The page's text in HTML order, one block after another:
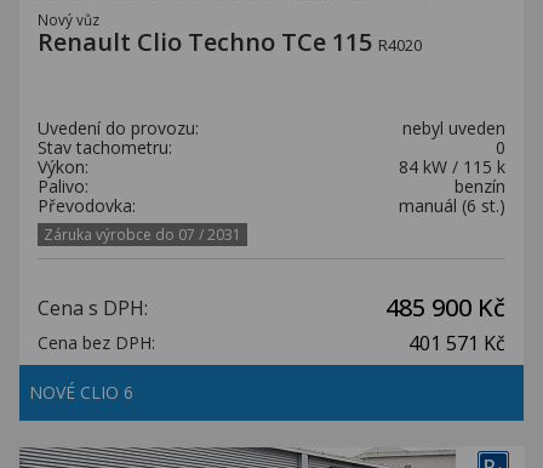
Nový vůz
Renault Clio Techno TCe 115 R4020
Uvedení do provozu:
nebyl uveden
Stav tachometru:
0
Výkon:
84 kW / 115 k
Palivo:
benzín
Převodovka:
manuál (6 st.)
Záruka výrobce do 07 / 2031
Cena s DPH: 485 900 Kč
Cena bez DPH: 401 571 Kč
NOVÉ CLIO 6